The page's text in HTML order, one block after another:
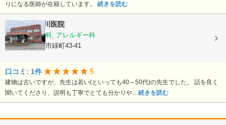
りになる医師が在籍しています。 続きを読む
医療法人市川医院
耳鼻いんこう科, アレルギー科
鹿児島県出水市緑町43-41
口コミ: 1件 5
建物は古いですが、先生は若い(といっても40～50代)の先生でした。 話を良く
聞いてくださり、説明も丁寧でとても分かりや... 続きを読む